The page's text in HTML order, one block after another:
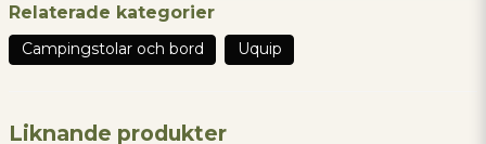
Fråga oss något om denna produkten...
Relaterade kategorier
Campingstolar och bord Uquip
Liknande produkter